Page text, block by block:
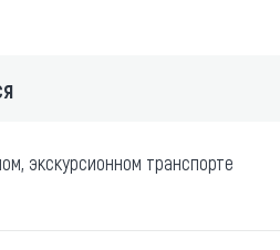
экскурсионном транспорте